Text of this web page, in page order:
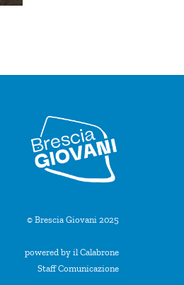
© Brescia Giovani 2025
powered by il Calabrone
Staff Comunicazione